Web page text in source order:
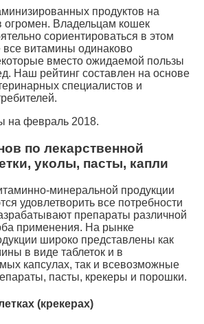
продуктов на
огромен. Владельцам кошек
сориентироваться в этом
все витамины одинаково
вместо ожидаемой пользы
Наш рейтинг составлен на основе
специалистов и
на февраль 2018.
по лекарственной
уколы, пасты, капли
минеральной продукции
удовлетворить все потребности
препараты различной
применения. На рынке
широко представлены как
в виде таблеток и в
капсулах, так и всевозможные
пасты, крекеры и порошки.
(крекерах)